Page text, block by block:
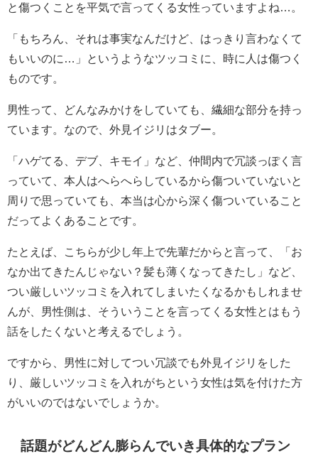
と傷つくことを平気で言ってくる女性っていますよね…。
「もちろん、それは事実なんだけど、はっきり言わなくて
もいいのに…」というようなツッコミに、時に人は傷つく
ものです。
男性って、どんなみかけをしていても、繊細な部分を持っ
ています。なので、外見イジリはタブー。
「ハゲてる、デブ、キモイ」など、仲間内で冗談っぽく言
っていて、本人はへらへらしているから傷ついていないと
周りで思っていても、本当は心から深く傷ついていること
だってよくあることです。
たとえば、こちらが少し年上で先輩だからと言って、「お
なか出てきたんじゃない？髪も薄くなってきたし」など、
つい厳しいツッコミを入れてしまいたくなるかもしれませ
んが、男性側は、そういうことを言ってくる女性とはもう
話をしたくないと考えるでしょう。
ですから、男性に対してつい冗談でも外見イジリをした
り、厳しいツッコミを入れがちという女性は気を付けた方
がいいのではないでしょうか。
話題がどんどん膨らんでいき具体的なプラン